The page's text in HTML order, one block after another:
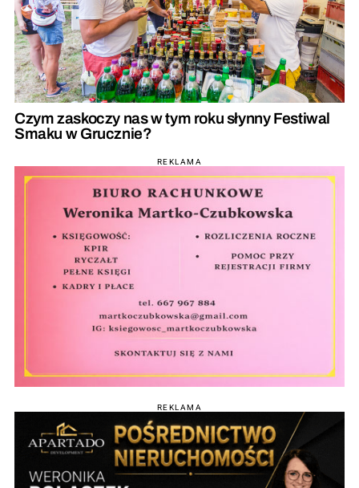
Czym zaskoczy nas w tym roku słynny Festiwal
Smaku w Grucznie?
REKLAMA
REKLAMA